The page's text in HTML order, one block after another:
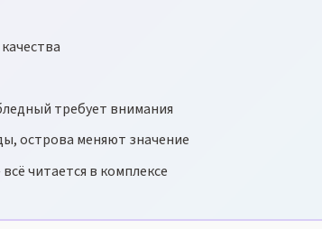
требует внимания
острова меняют значение
читается в комплексе